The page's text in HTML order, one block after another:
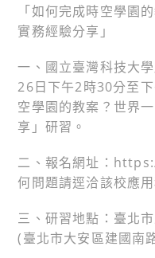
「如何完成時空學園
實務經驗分享」
一、國立臺灣科技大
26日下午2時30分至
空學園的教案？世界
享」研習。
二、報名網址：
何問題請逕洽該校應
三、研習地點：臺北
(臺北市大安區建國南